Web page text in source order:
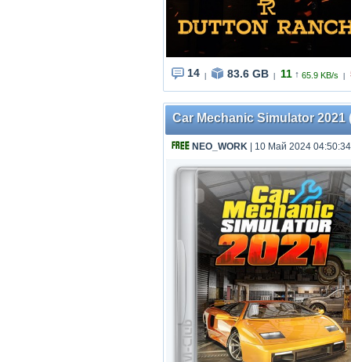
14 83.6 GB 11 ↑ 65.9 KB/s
Car Mechanic Simulator 2021
NEO_WORK | 10 Май 2024 04:50:34